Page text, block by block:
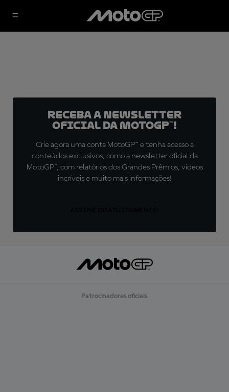
Receba a newsletter
oficial da MotoGP™!
Crie agora uma conta MotoGP™ e tenha acesso a
conteúdos exclusivos, como a newsletter oficial da
MotoGP™, com relatórios dos Grandes Prêmios, vídeos
incríveis e muito mais informações!
Patrocinadores oficiais